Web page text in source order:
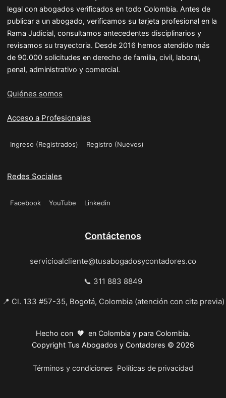
legal con abogados verificados en todo Colombia. Antes de
publicar a un abogado, verificamos su tarjeta profesional en la
Rama Judicial, consultamos antecedentes disciplinarios y
revisamos su trayectoria. Desde 2016 hemos atendido más
de 90.000 solicitudes en derecho de familia, civil, laboral,
penal, administrativo y comercial.
Quiénes somos
Acceso a Profesionales
Ingreso (Registrados) Registro (Nuevos)
Redes Sociales
Facebook YouTube Linkedin
Contáctenos
servicioalcliente@tusabogadosycontadores.co
📞 311 883 8849
📍 Cl. 133 #57-35, Bogotá, Colombia (atención con cita previa)
Hecho con 🧡 en Colombia y para Colombia.
Copyright Tus Abogados y Contadores © 2026
Términos y condiciones Políticas de privacidad